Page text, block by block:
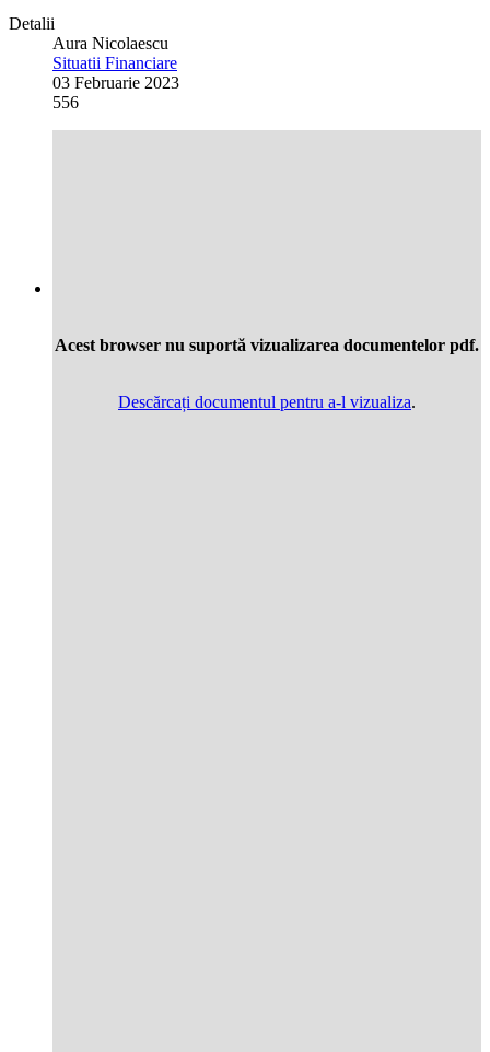
Detalii
Aura Nicolaescu
Situatii Financiare
03 Februarie 2023
556
Acest browser nu suportă vizualizarea documentelor pdf.
Descărcați documentul pentru a-l vizualiza.